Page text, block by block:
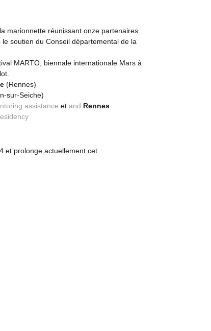
marionnette réunissant onze partenaires
soutien du Conseil départemental de la
MARTO, biennale internationale Mars à
(Rennes)
sur-Seiche)
assistance et and Rennes
et prolonge actuellement cet